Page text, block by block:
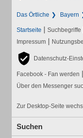
Das Örtliche Bayern
Startseite | Suchbegriffe
Impressum |
Datenschutz-
Facebook - Fan werden |
Über den Messenger
Zur Desktop-Seite
Suchen